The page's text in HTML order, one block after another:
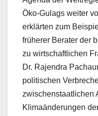
Öko-Gulags weiter
erklärten zum
früherer Berater der
zu wirtschaftlichen
Dr. Rajendra
politischen
zwischenstaatlichen
Klimaänderungen